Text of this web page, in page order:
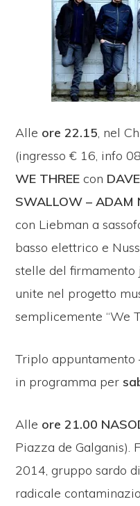
Alle ore 22.15, nel
(ingresso € 16, info
WE THREE con
SWALLOW – ADAM
con Liebman a
basso elettrico e
stelle del
unite nel progetto
semplicemente “We
Triplo appuntamento
in programma per
Alle ore 21.00
Piazza de Galganis).
2014, gruppo sardo
radicale